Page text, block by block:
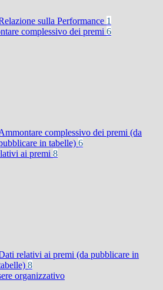
sulla Performance 1
complessivo dei premi 6
complessivo dei premi (da
in tabelle) 6
ai premi 8
relativi ai premi (da pubblicare in
8
organizzativo